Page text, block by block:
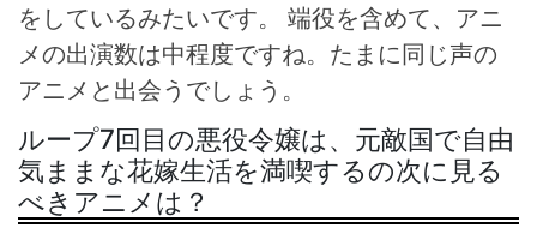
をしているみたいです。 端役を含めて、アニ
メの出演数は中程度ですね。たまに同じ声の
アニメと出会うでしょう。
ループ7回目の悪役令嬢は、元敵国で自由
気ままな花嫁生活を満喫するの次に見る
べきアニメは？